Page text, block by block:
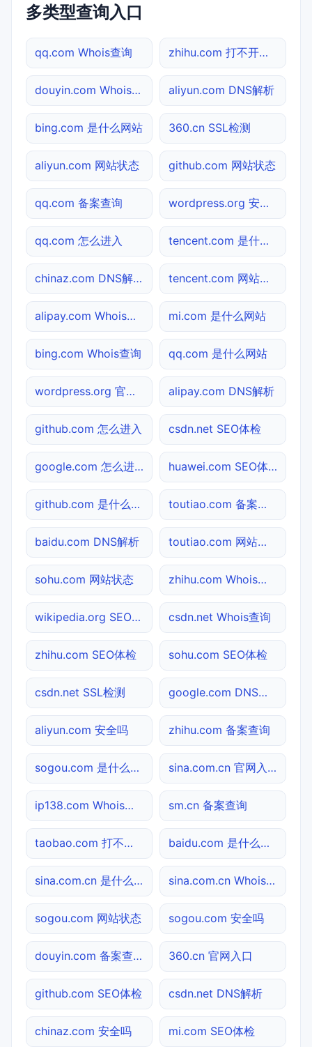
多类型查询入口
qq.com Whois查询 zhihu.com 打不开检测
douyin.com Whois查询 aliyun.com DNS解析
bing.com 是什么网站 360.cn SSL检测
aliyun.com 网站状态 github.com 网站状态
qq.com 备案查询 wordpress.org 安全吗
qq.com 怎么进入 tencent.com 是什么网站
chinaz.com DNS解析 tencent.com 网站状态
alipay.com Whois查询 mi.com 是什么网站
bing.com Whois查询 qq.com 是什么网站
wordpress.org 官网入口 alipay.com DNS解析
github.com 怎么进入 csdn.net SEO体检
google.com 怎么进入 huawei.com SEO体检
github.com 是什么网站 toutiao.com 备案查询
baidu.com DNS解析 toutiao.com 网站状态
sohu.com 网站状态 zhihu.com Whois查询
wikipedia.org SEO体检 csdn.net Whois查询
zhihu.com SEO体检 sohu.com SEO体检
csdn.net SSL检测 google.com DNS解析
aliyun.com 安全吗 zhihu.com 备案查询
sogou.com 是什么网站 sina.com.cn 官网入口
ip138.com Whois查询 sm.cn 备案查询
taobao.com 打不开检测 baidu.com 是什么网站
sina.com.cn 是什么网站 sina.com.cn Whois查询
sogou.com 网站状态 sogou.com 安全吗
douyin.com 备案查询 360.cn 官网入口
github.com SEO体检 csdn.net DNS解析
chinaz.com 安全吗 mi.com SEO体检